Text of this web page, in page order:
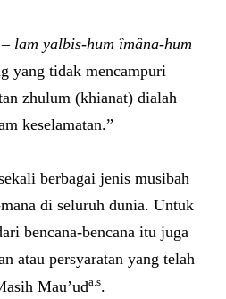
lam yalbis-hum îmâna-hum
yang tidak mencampuri
zhulum (khianat) dialah
keselamatan.”
berbagai jenis musibah
di seluruh dunia. Untuk
bencana-bencana itu juga
atau persyaratan yang telah
Mau’uda.s.